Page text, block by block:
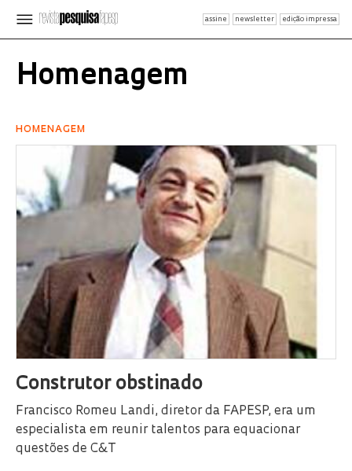
assine newsletter edição impressa
Homenagem
HOMENAGEM
Construtor obstinado
Francisco Romeu Landi, diretor da FAPESP, era um
especialista em reunir talentos para equacionar
questões de C&T